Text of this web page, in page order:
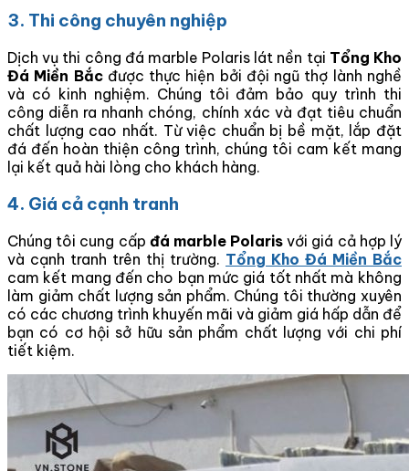
3. Thi công chuyên nghiệp
Dịch vụ thi công đá marble Polaris lát nền tại Tổng Kho
Đá Miền Bắcđược thực hiện bởi đội ngũ thợ lành nghề
và có kinh nghiệm. Chúng tôi đảm bảo quy trình thi
công diễn ra nhanh chóng, chính xác và đạt tiêu chuẩn
chất lượng cao nhất. Từ việc chuẩn bị bề mặt, lắp đặt
đá đến hoàn thiện công trình, chúng tôi cam kết mang
lại kết quả hài lòng cho khách hàng.
4. Giá cả cạnh tranh
Chúng tôi cung cấp đá marble Polaris với giá cả hợp lý
và cạnh tranh trên thị trường. Tổng Kho Đá Miền Bắc
cam kết mang đến cho bạn mức giá tốt nhất mà không
làm giảm chất lượng sản phẩm. Chúng tôi thường xuyên
có các chương trình khuyến mãi và giảm giá hấp dẫn để
bạn có cơ hội sở hữu sản phẩm chất lượng với chi phí
tiết kiệm.